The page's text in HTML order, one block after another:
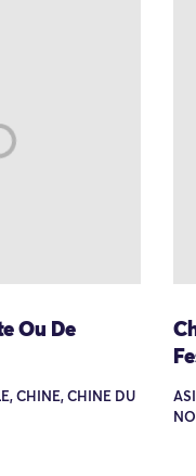
Ou De
CHINE, CHINE DU